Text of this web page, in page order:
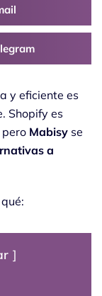
y eficiente es
Shopify es
Mabisy se
a